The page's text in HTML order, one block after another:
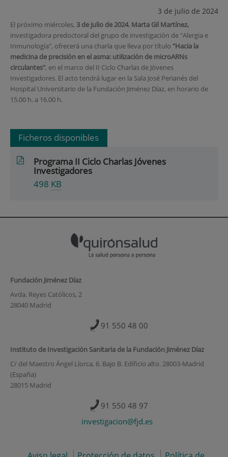
3 de julio de 2024
El próximo miércoles, 3 de julio de 2024, Marta Gil Martínez,
investigadora predoctoral del grupo de investigación de "Alergia e
Inmunología", ofrecerá una charla que lleva por título "Hacia la
medicina de precisión en el asma: utilización de microARNs
circulantes", en el marco del II Ciclo Charlas de Jóvenes
Investigadores. El acto tendrá lugar en la Sala José Perianés del
Hospital Universitario de la Fundación Jiménez Díaz, en horario de
15.00 h. a 16.00 h.
Ficheros disponibles
Programa II Ciclo Charlas Jóvenes
Investigadores
498 KB
Fundación Jiménez Díaz
Avda. Reyes Católicos, 2
28040 Madrid
91 550 48 00
Instituto de Investigación Sanitaria de la Fundación Jiménez Díaz
C/ del Maestro Ángel Llorca, 6. Bajo B. Edificio alto. 28003-Madrid
(España)
28015 Madrid
91 550 48 97
investigacion@fjd.es